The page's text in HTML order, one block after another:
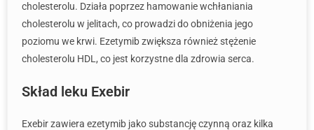
cholesterolu. Działa poprzez hamowanie wchłaniania
cholesterolu w jelitach, co prowadzi do obniżenia jego
poziomu we krwi. Ezetymib zwiększa również stężenie
cholesterolu HDL, co jest korzystne dla zdrowia serca.
Skład leku Exebir
Exebir zawiera ezetymib jako substancję czynną oraz kilka